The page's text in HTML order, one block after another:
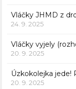
Vláčky JHMD z
24. 9. 2025
Vláčky vyjely
20. 9. 2025
Úzkokolejka jede!
20. 9. 2025